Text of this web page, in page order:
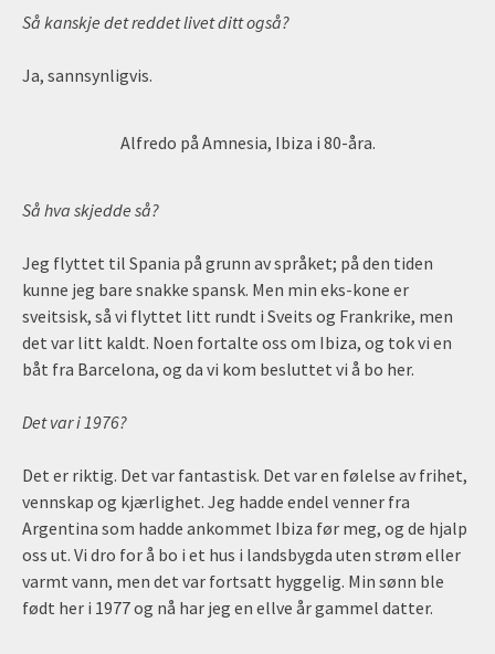
Så kanskje det reddet livet ditt også?
Ja, sannsynligvis.
Alfredo på Amnesia, Ibiza i 80-åra.
Så hva skjedde så?
Jeg flyttet til Spania på grunn av språket; på den tiden
kunne jeg bare snakke spansk. Men min eks-kone er
sveitsisk, så vi flyttet litt rundt i Sveits og Frankrike, men
det var litt kaldt. Noen fortalte oss om Ibiza, og tok vi en
båt fra Barcelona, og da vi kom besluttet vi å bo her.
Det var i 1976?
Det er riktig. Det var fantastisk. Det var en følelse av frihet,
vennskap og kjærlighet. Jeg hadde endel venner fra
Argentina som hadde ankommet Ibiza før meg, og de hjalp
oss ut. Vi dro for å bo i et hus i landsbygda uten strøm eller
varmt vann, men det var fortsatt hyggelig. Min sønn ble
født her i 1977 og nå har jeg en ellve år gammel datter.